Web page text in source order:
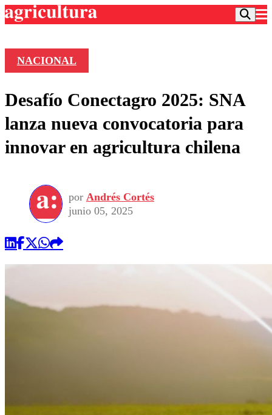
Frecuencias
Deportes
Colo Colo
Seleccion Chilena
Torneo Internacional
Universidad de Chile
Entretención
Economía
Internacional
Sustentabilidad
Publicaciones en medios
Opinión
NACIONAL
Desafío Conectagro 2025: SNA
lanza nueva convocatoria para
innovar en agricultura chilena
por Andrés Cortés
junio 05, 2025